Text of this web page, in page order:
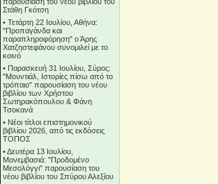
Στάθη Γκότση
• Τετάρτη 22 Ιουλίου, Αθήνα:
"Προπαγάνδα και
παραπληροφόρηση" ο Άρης
Χατζηστεφάνου συνομιλεί με το
κοινό
• Παρασκευή 31 Ιουλίου, Σύρος:
"Μουντιάλ, Ιστορίες πίσω από το
τρόπαιο" παρουσίαση του νέου
βιβλίου των Χρήστου
Σωτηρακόπουλου & Φάνη
Τσοκανά
• Νέοι τίτλοι επιστημονικού
βιβλίου 2026, από τις εκδόσεις
ΤΟΠΟΣ
•Δευτέρα 13 Ιουλίου,
Μονεμβασιά: "Προδομένο
Μεσολόγγι" παρουσίαση του
νέου βιβλίου του Σπύρου Αλεξίου